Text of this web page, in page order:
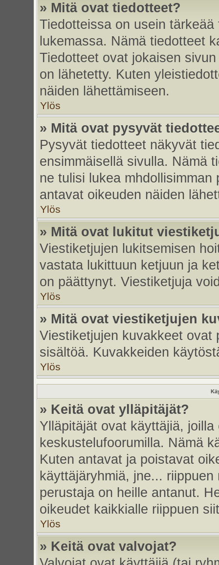
» Mitä ovat tiedotteet?
Tiedotteissa on usein
lukemassa. Nämä tiedotteet
Tiedotteet ovat jokaisen
on lähetetty. Kuten
näiden lähettämiseen.
Ylös
» Mitä ovat pysyvät
Pysyvät tiedotteet näkyvät
ensimmäisellä sivulla. Nämä
ne tulisi lukea
antavat oikeuden näiden
Ylös
» Mitä ovat lukitut
Viestiketjujen lukitsemisen
vastata lukittuun ketjuun ja
on päättynyt. Viestiketjuja
Ylös
» Mitä ovat viestiketjujen
Viestiketjujen kuvakkeet ovat
sisältöä. Kuvakkeiden
Ylös
» Keitä ovat ylläpitäjät?
Ylläpitäjät ovat käyttäjiä,
keskustelufoorumilla. Nämä
Kuten antavat ja poistavat
käyttäjäryhmiä, jne...
perustaja on heille antanut.
oikeudet kaikkialle riippuen
Ylös
» Keitä ovat valvojat?